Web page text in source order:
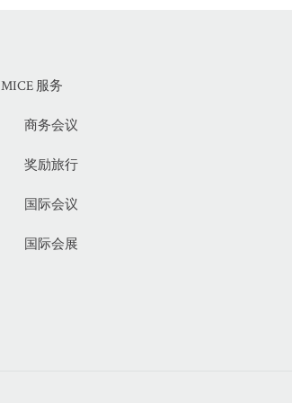
MICE 服务
商务会议
奖励旅行
国际会议
国际会展